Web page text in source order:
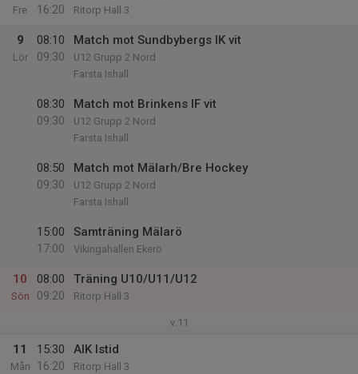
Fre
16:20
Ritorp Hall 3
9
Lör
08:10
09:30
Match mot Sundbybergs IK vit
U12 Grupp 2 Nord
Farsta Ishall
08:30
09:30
Match mot Brinkens IF vit
U12 Grupp 2 Nord
Farsta Ishall
08:50
09:30
Match mot Mälarh/Bre Hockey
U12 Grupp 2 Nord
Farsta Ishall
15:00
17:00
Samträning Mälarö
Vikingahallen Ekerö
10
Sön
08:00
09:20
Träning U10/U11/U12
Ritorp Hall 3
v.11
11
Mån
15:30
16:20
AIK Istid
Ritorp Hall 3